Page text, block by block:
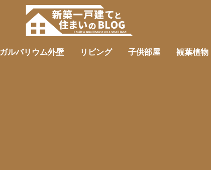
ガルバリウム外壁 リビング 子供部屋 観葉植物